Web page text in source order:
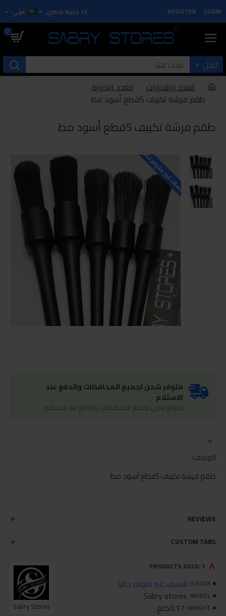
LOGIN
REGISTER
LE جنية مصري عربي
0
الكل
العدد والادوات
العدد اليدوية
طقم فرشة تكييف 5قطع أسود مط
طقم فرشة تكييف 5قطع أسود مط
للاسف غير متوفر حاليا
متوفر شحن لجميع المحافظات والدفع عند
الاستلام
متوفر شحن لجميع المحافظات والدفع عند الاستلام
الوصف:
طقم فرشة تكييف 5قطع أسود مط
REVIEWS
CUSTOM TABS
STOCK: للاسف غير متوفر حاليا
MODEL:
Sabry stores
WEIGHT: 0.17كلغ Sabry Stores
PRODUCTS SOLD: 1